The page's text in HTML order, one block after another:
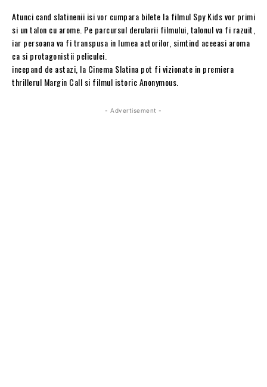
Atunci cand slatinenii isi vor cumpara bilete la filmul Spy Kids vor primi
si un talon cu arome. Pe parcursul derularii filmului, talonul va fi razuit,
iar persoana va fi transpusa in lumea actorilor, simtind aceeasi aroma
ca si protagonistii peliculei.
incepand de astazi, la Cinema Slatina pot fi vizionate in premiera
thrillerul Margin Call si filmul istoric Anonymous.
- Advertisement -